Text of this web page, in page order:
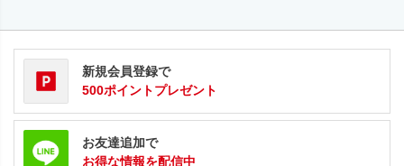
新規会員登録で
500ポイントプレゼント
お友達追加で
お得な情報を配信中